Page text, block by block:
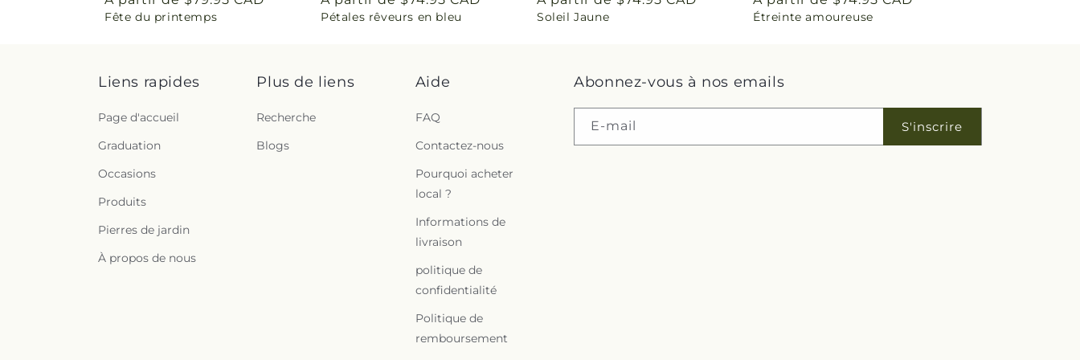
s
n
g
:
f
r
.
c
o
habituel
Fête du printemps
habituel
Pétales rêveurs en bleu
habituel
Soleil Jaune
habituel
Étreinte amoureuse
Liens rapides
Page d'accueil
Graduation
Occasions
Produits
Pierres de jardin
À propos de nous
Plus de liens
Recherche
Blogs
Aide
FAQ
Contactez-nous
Pourquoi acheter
local ?
Informations de
livraison
politique de
confidentialité
Politique de
remboursement
Abonnez-vous à nos emails
E-mail S'inscrire